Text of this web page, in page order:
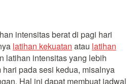
intensitas berat di pagi hari
latihan kekuatan atau latihan
latihan intensitas yang lebih
pada sesi kedua, misalnya
Hal ini dapat membuat jadwal